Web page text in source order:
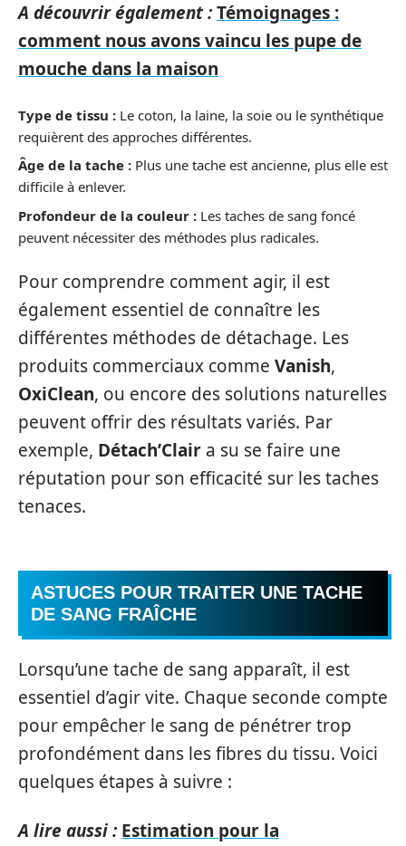
A découvrir également :Témoignages :
comment nous avons vaincu les pupe de
mouche dans la maison
Type de tissu : Le coton, la laine, la soie ou le synthétique
requièrent des approches différentes.
Âge de la tache : Plus une tache est ancienne, plus elle est
difficile à enlever.
Profondeur de la couleur : Les taches de sang foncé
peuvent nécessiter des méthodes plus radicales.
Pour comprendre comment agir, il est
également essentiel de connaître les
différentes méthodes de détachage. Les
produits commerciaux comme Vanish,
OxiClean, ou encore des solutions naturelles
peuvent offrir des résultats variés. Par
exemple, Détach’Clair a su se faire une
réputation pour son efficacité sur les taches
tenaces.
ASTUCES POUR TRAITER UNE TACHE
DE SANG FRAÎCHE
Lorsqu’une tache de sang apparaît, il est
essentiel d’agir vite. Chaque seconde compte
pour empêcher le sang de pénétrer trop
profondément dans les fibres du tissu. Voici
quelques étapes à suivre :
A lire aussi : Estimation pour la